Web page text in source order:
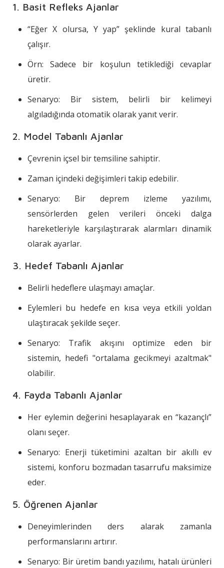
1. Basit Refleks Ajanlar
“Eğer X olursa, Y yap” şeklinde kural tabanlı
çalışır.
Örn: Sadece bir koşulun tetiklediği cevaplar
üretir.
Senaryo: Bir sistem, belirli bir kelimeyi
algıladığında otomatik olarak yanıt verir.
2. Model Tabanlı Ajanlar
Çevrenin içsel bir temsiline sahiptir.
Zaman içindeki değişimleri takip edebilir.
Senaryo: Bir deprem izleme yazılımı,
sensörlerden gelen verileri önceki dalga
hareketleriyle karşılaştırarak alarmları dinamik
olarak ayarlar.
3. Hedef Tabanlı Ajanlar
Belirli hedeflere ulaşmayı amaçlar.
Eylemleri bu hedefe en kısa veya etkili yoldan
ulaştıracak şekilde seçer.
Senaryo: Trafik akışını optimize eden bir
sistemin, hedefi "ortalama gecikmeyi azaltmak"
olabilir.
4. Fayda Tabanlı Ajanlar
Her eylemin değerini hesaplayarak en “kazançlı”
olanı seçer.
Senaryo: Enerji tüketimini azaltan bir akıllı ev
sistemi, konforu bozmadan tasarrufu maksimize
eder.
5. Öğrenen Ajanlar
Deneyimlerinden ders alarak zamanla
performanslarını artırır.
Senaryo: Bir üretim bandı yazılımı, hatalı ürünleri